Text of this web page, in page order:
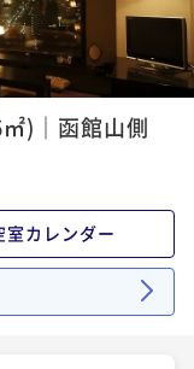
OUT11:00
最大5％OFF
¥42,090~
2名 ¥ 39,985 ~
ホテルライフ
OUT12:00
約がお得☆7階
ご堪能♪
¥31,234~
2名 ¥ 29,672 ~
)｜函館山側
室カレンダー